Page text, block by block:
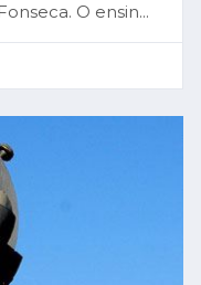
O ensin...